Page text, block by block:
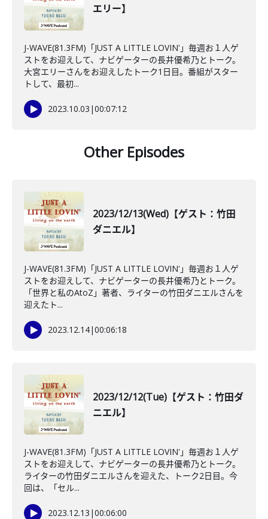
エリー】
J-WAVE(81.3FM)「JUST A LITTLE LOVIN'」毎週お１人ゲ
ストをお迎えして、ナビゲーターの長井優希乃とトーク。
大宮エリーさんをお迎えしたトーク1日目。番組がスター
トして、最初...
2023.10.03 |00:07:12
Other Episodes
2023/12/13(Wed)【ゲスト：竹田
ダニエル】
J-WAVE(81.3FM)「JUST A LITTLE LOVIN'」毎週お１人ゲ
ストをお迎えして、ナビゲーターの長井優希乃とトーク。
「世界と私のAtoZ」著者、ライターの竹田ダニエルさんを
迎えたト...
2023.12.14|00:06:18
2023/12/12(Tue)【ゲスト：竹田ダ
ニエル】
J-WAVE(81.3FM)「JUST A LITTLE LOVIN'」毎週お１人ゲ
ストをお迎えして、ナビゲーターの長井優希乃とトーク。
ライターの竹田ダニエルさんを迎えた、トーク2日目。今
回は、「セル...
2023.12.13 |00:06:00